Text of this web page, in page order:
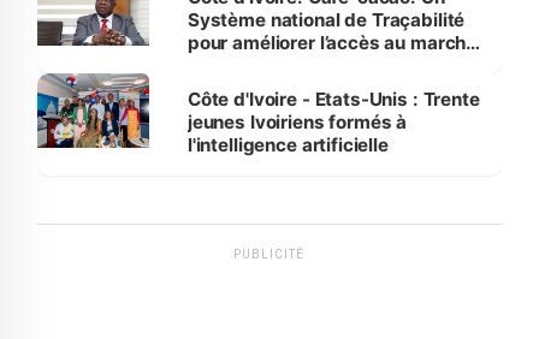
Système national de Traçabilité
pour améliorer l’accès au marché
Côte d'Ivoire - Etats-Unis : Trente
jeunes Ivoiriens formés à
l'intelligence artificielle
PUBLICITÉ